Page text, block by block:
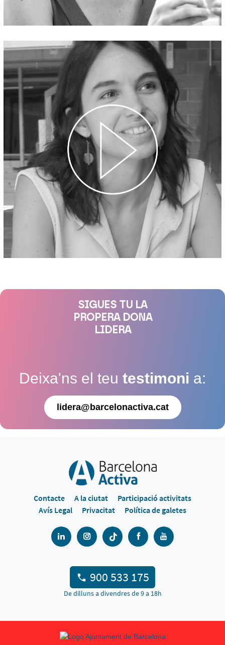
SIGUES TU LA
PROPERA DONA
LIDERA
Deixa'ns el teu testimoni a:
lidera@barcelonactiva.cat
Contacte A la ciutat
Participació activitats
Avís Legal
Privacitat Política de galetes
900 533 175
De dilluns a divendres de 9 a 18h